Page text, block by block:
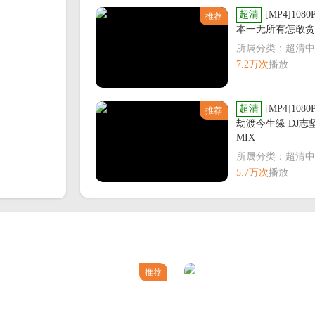
推荐 超清
本一无所有怎敢
所属分类：超清
7.2万次播放
推荐 超清
[MP4]1080P-
劫渡今生缘 DJ志
MIX
所属分类：超清
5.7万次播放
推荐